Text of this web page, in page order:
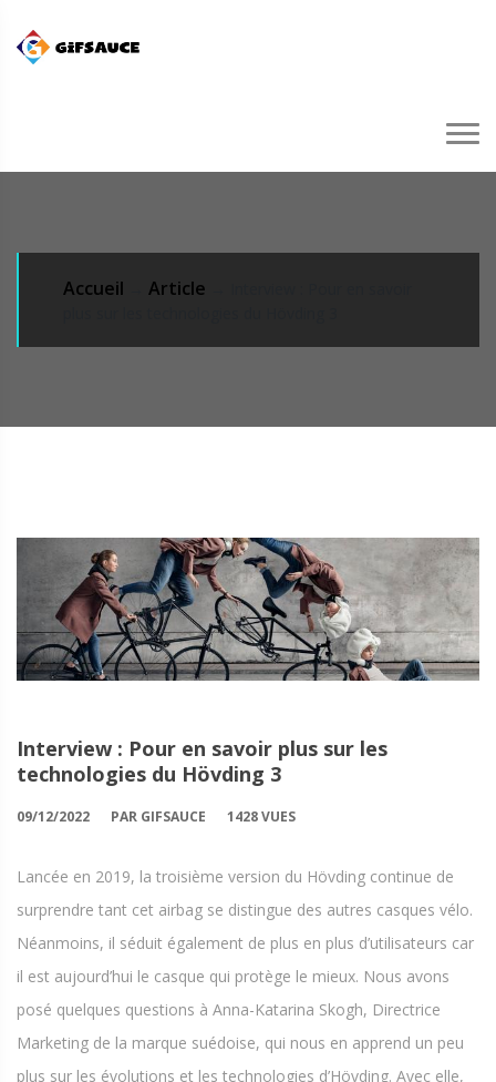
Accueil Article
Interview : Pour en savoir plus sur les
technologies du Hövding 3
09/12/2022 PAR GIFSAUCE 1428 VUES
Lancée en 2019, la troisième version du Hövding continue de
surprendre tant cet airbag se distingue des autres casques vélo.
Néanmoins, il séduit également de plus en plus d’utilisateurs car
il est aujourd’hui le casque qui protège le mieux. Nous avons
posé quelques questions à Anna-Katarina Skogh, Directrice
Marketing de la marque suédoise, qui nous en apprend un peu
plus sur les évolutions et les technologies d’Hövding. Avec elle,